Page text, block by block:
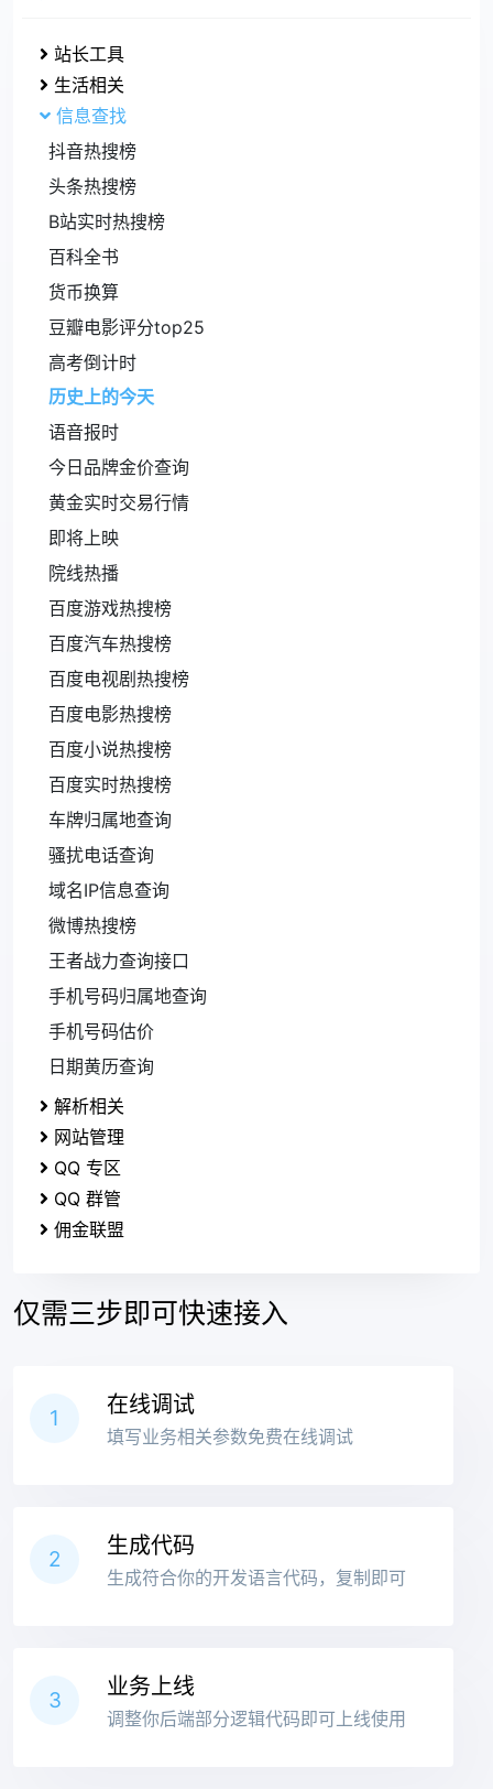
站长工具
生活相关
信息查找
抖音热搜榜
头条热搜榜
B站实时热搜榜
百科全书
货币换算
豆瓣电影评分top25
高考倒计时
历史上的今天
语音报时
今日品牌金价查询
黄金实时交易行情
即将上映
院线热播
百度游戏热搜榜
百度汽车热搜榜
百度电视剧热搜榜
百度电影热搜榜
百度小说热搜榜
百度实时热搜榜
车牌归属地查询
骚扰电话查询
域名IP信息查询
微博热搜榜
王者战力查询接口
手机号码归属地查询
手机号码估价
日期黄历查询
解析相关
网站管理
QQ 专区
QQ 群管
佣金联盟
仅需三步即可快速接入
1
在线调试
填写业务相关参数免费在线调试
2
生成代码
生成符合你的开发语言代码，复制即可
3
业务上线
调整你后端部分逻辑代码即可上线使用